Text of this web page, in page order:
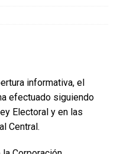
informativa, el
efectuado siguiendo
Electoral y en las
Central.